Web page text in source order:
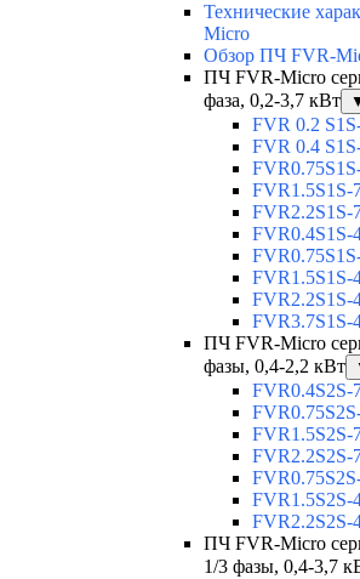
Технические
Micro
Обзор ПЧ FVR-
ПЧ FVR-Micro
фаза, 0,2-3,7 кВт
FVR 0.2
FVR 0.4
FVR1.5S1S-
FVR2.2S1S-
FVR0.4S1S-
FVR1.5S1S-
FVR2.2S1S-
FVR3.7S1S-
ПЧ FVR-Micro
фазы, 0,4-2,2 кВт
FVR0.4S2S-
FVR1.5S2S-
FVR2.2S2S-
FVR1.5S2S-
FVR2.2S2S-
ПЧ FVR-Micro
1/3 фазы, 0,4-3,7